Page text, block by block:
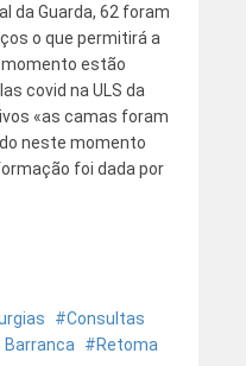
da Guarda, 62 foram
o que permitirá a
estão
covid na ULS da
«as camas foram
neste momento
foi dada por
Consultas
Barranca
Retoma